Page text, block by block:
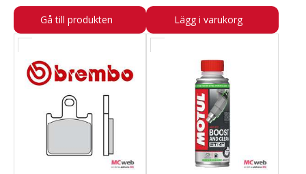
Gå till produkten Lägg i varukorg